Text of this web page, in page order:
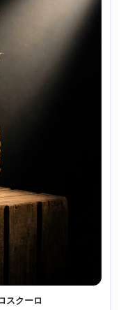
スクーロ